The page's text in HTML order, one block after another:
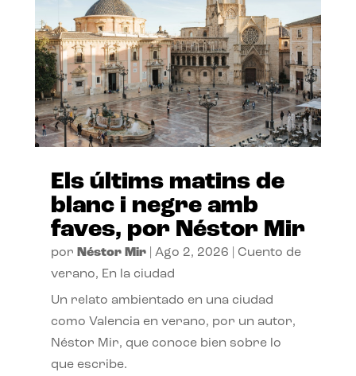
Els últims matins de
blanc i negre amb
faves, por Néstor Mir
por Néstor Mir| Ago 2, 2026
Cuento de
verano, En la ciudad
Un relato ambientado en una ciudad
como Valencia en verano, por un autor,
Néstor Mir, que conoce bien sobre lo
que escribe.